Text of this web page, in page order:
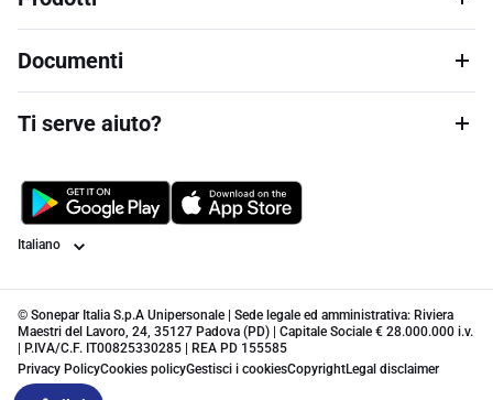
Documenti
Ti serve aiuto?
Lingua
© Sonepar Italia S.p.A Unipersonale | Sede legale ed amministrativa: Riviera
Maestri del Lavoro, 24, 35127 Padova (PD) | Capitale Sociale € 28.000.000 i.v.
| P.IVA/C.F. IT00825330285 | REA PD 155585
Privacy PolicyCookies policyGestisci i cookiesCopyrightLegal disclaimer